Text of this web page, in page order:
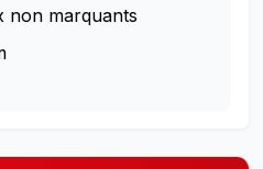
non marquants